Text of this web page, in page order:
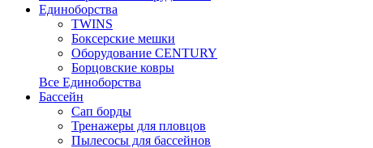
Единоборства
TWINS
Боксерские мешки
Оборудование CENTURY
Борцовские ковры
Все Единоборства
Бассейн
Сап борды
Тренажеры для пловцов
Пылесосы для бассейнов